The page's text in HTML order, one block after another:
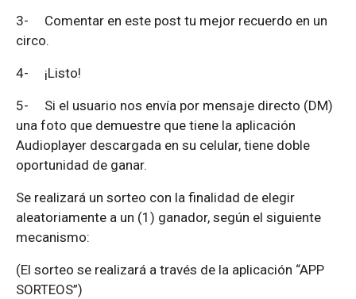
3- Comentar en este post tu mejor recuerdo en un
circo.
4- ¡Listo!
5- Si el usuario nos envía por mensaje directo (DM)
una foto que demuestre que tiene la aplicación
Audioplayer descargada en su celular, tiene doble
oportunidad de ganar.
Se realizará un sorteo con la finalidad de elegir
aleatoriamente a un (1) ganador, según el siguiente
mecanismo:
(El sorteo se realizará a través de la aplicación “APP
SORTEOS”)